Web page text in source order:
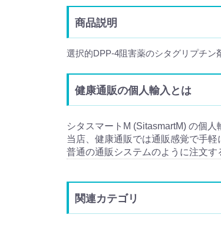
商品説明
選択的DPP-4阻害薬のシタグリプチン
健康通販の個人輸入とは
シタスマートM (SitasmartM) の個
当店、健康通販では通販感覚で手
普通の通販システムのように注文
関連カテゴリ